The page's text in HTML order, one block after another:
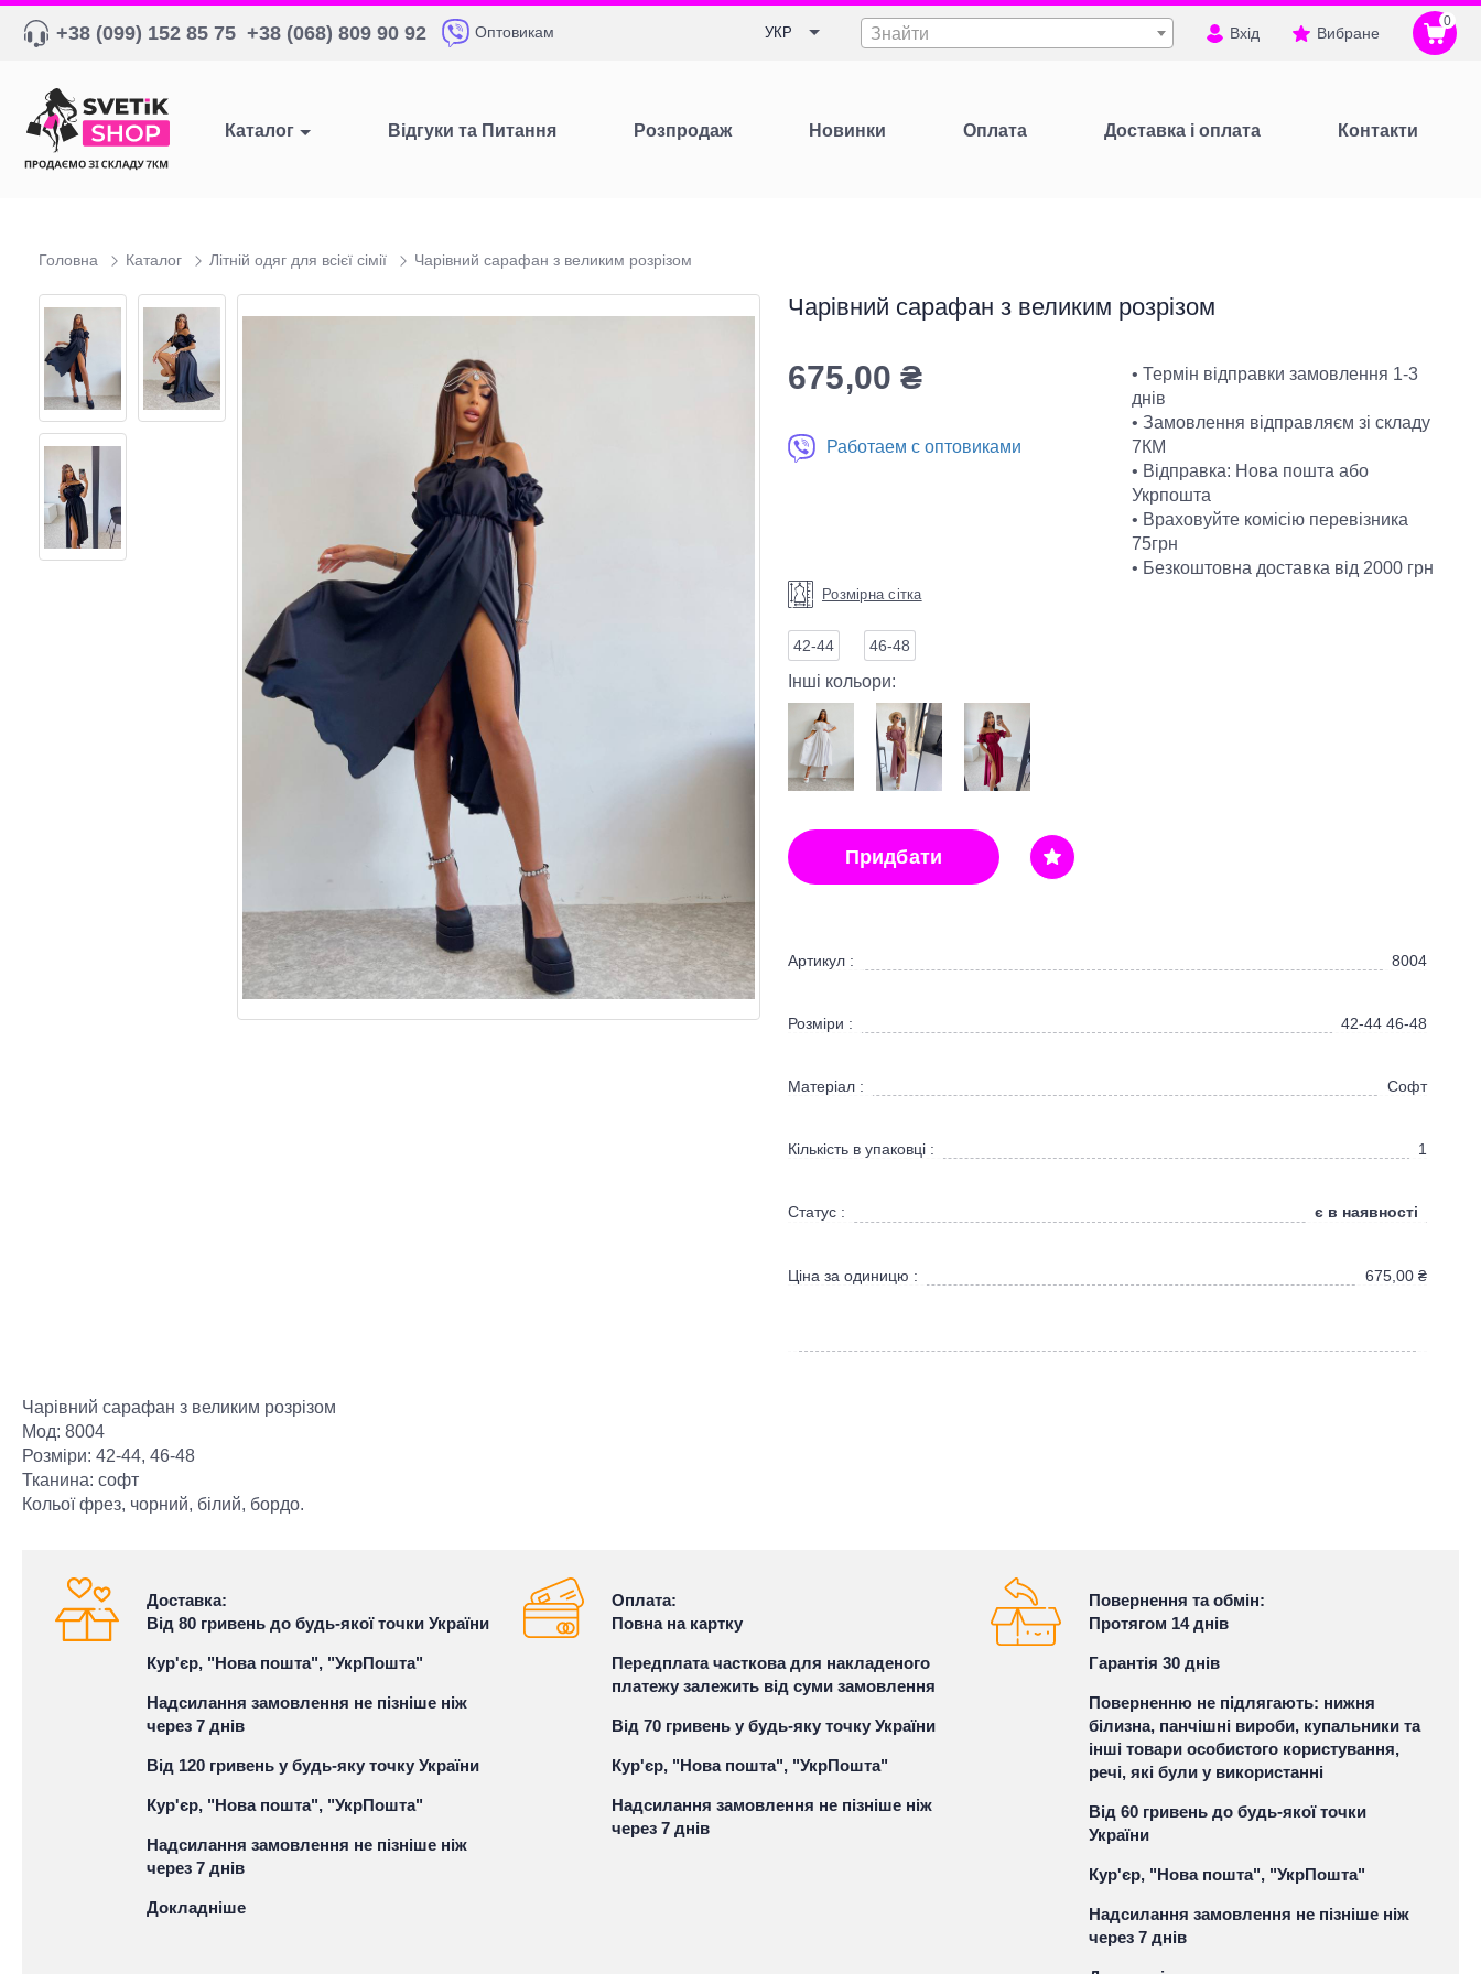
+38 (099) 152 85 75 +38 (068) 809 90 92 Оптовикам УКР Знайти Вхід Вибране
0
Каталог Відгуки та Питання Розпродаж Новинки Оплата Доставка і оплата Контакти
Головна Каталог Літній одяг для всієї сімії Чарівний сарафан з великим розрізом
Чарівний сарафан з великим розрізом
675,00₴
Работаем с оптовиками
• Термін відправки замовлення 1-3
днів
• Замовлення відправляєм зі складу
7КМ
• Відправка: Нова пошта або
Укрпошта
• Враховуйте комісію перевізника
75грн
• Безкоштовна доставка від 2000 грн
Розмірна сітка
42-44 46-48
Інші кольори:
Придбати
Артикул : 8004
Розміри : 42-44 46-48
Матеріал : Софт
Кількість в упаковці : 1
Статус : є в наявності
Ціна за одиницю : 675,00 ₴
Чарівний сарафан з великим розрізом
Мод: 8004
Розміри: 42-44, 46-48
Тканина: софт
Кольої фрез, чорний, білий, бордо.
Доставка:
Від 80 гривень до будь-якої точки України
Кур'єр, "Нова пошта", "УкрПошта"
Надсилання замовлення не пізніше ніж
через 7 днів
Від 120 гривень у будь-яку точку України
Кур'єр, "Нова пошта", "УкрПошта"
Надсилання замовлення не пізніше ніж
через 7 днів
Докладніше
Оплата:
Повна на картку
Передплата часткова для накладеного
платежу залежить від суми замовлення
Від 70 гривень у будь-яку точку України
Кур'єр, "Нова пошта", "УкрПошта"
Надсилання замовлення не пізніше ніж
через 7 днів
Повернення та обмін:
Протягом 14 днів
Гарантія 30 днів
Поверненню не підлягають: нижня
білизна, панчішні вироби, купальники та
інші товари особистого користування,
речі, які були у використанні
Від 60 гривень до будь-якої точки
України
Кур'єр, "Нова пошта", "УкрПошта"
Надсилання замовлення не пізніше ніж
через 7 днів